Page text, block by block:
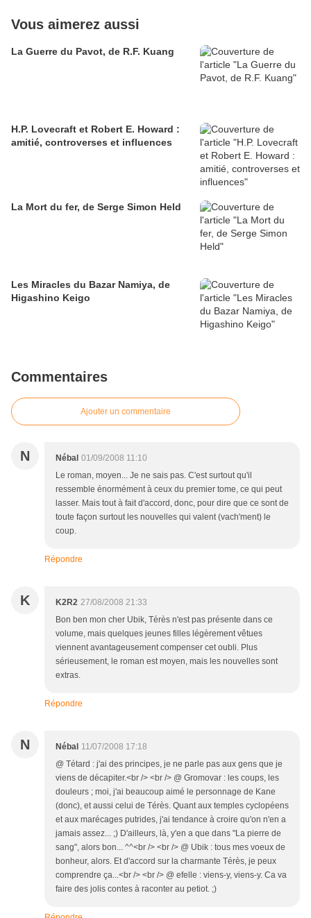
Vous aimerez aussi
La Guerre du Pavot, de R.F. Kuang
H.P. Lovecraft et Robert E. Howard :
amitié, controverses et influences
La Mort du fer, de Serge Simon Held
Les Miracles du Bazar Namiya, de
Higashino Keigo
Commentaires
Ajouter un commentaire
N Nébal 01/09/2008 11:10
Le roman, moyen... Je ne sais pas. C'est surtout qu'il
ressemble énormément à ceux du premier tome, ce qui peut
lasser. Mais tout à fait d'accord, donc, pour dire que ce sont de
toute façon surtout les nouvelles qui valent (vach'ment) le
coup.
Répondre
K K2R2 27/08/2008 21:33
Bon ben mon cher Ubik, Térès n'est pas présente dans ce
volume, mais quelques jeunes filles légèrement vêtues
viennent avantageusement compenser cet oubli. Plus
sérieusement, le roman est moyen, mais les nouvelles sont
extras.
Répondre
N Nébal 11/07/2008 17:18
@ Tétard : j'ai des principes, je ne parle pas aux gens que je
viens de décapiter.<br /> <br /> @ Gromovar : les coups, les
douleurs ; moi, j'ai beaucoup aimé le personnage de Kane
(donc), et aussi celui de Térès. Quant aux temples cyclopéens
et aux marécages putrides, j'ai tendance à croire qu'on n'en a
jamais assez... ;) D'ailleurs, là, y'en a que dans "La pierre de
sang", alors bon... ^^<br /> <br /> @ Ubik : tous mes voeux de
bonheur, alors. Et d'accord sur la charmante Térès, je peux
comprendre ça...<br /> <br /> @ efelle : viens-y, viens-y. Ca va
faire des jolis contes à raconter au petiot. ;)